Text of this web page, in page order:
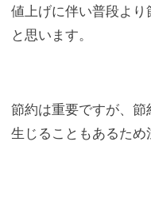
値上げに伴い普段よ
と思います。
節約は重要ですが、
生じることもあるため